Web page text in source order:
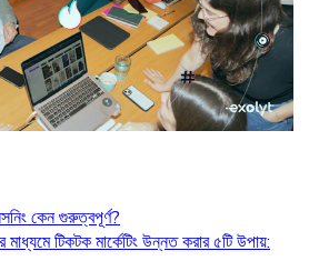
কেন গুরুত্বপূর্ণ?
মাধ্যমে টিকটক মার্কেটিং উন্নত করার ৫টি উপায়: